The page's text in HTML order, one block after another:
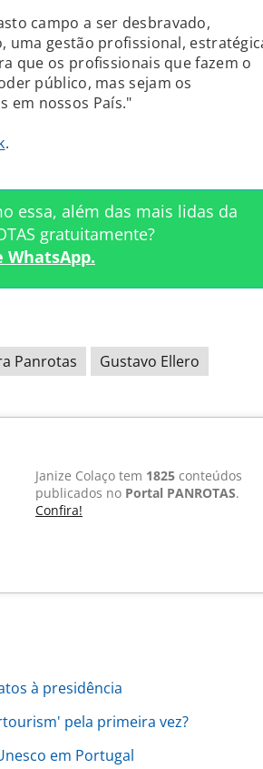
campo a ser desbravado,
uma gestão profissional,
que os profissionais que fazem o
público, mas sejam os
em nossos País."
.
essa, além das mais lidas da
gratuitamente?
WhatsApp.
Panrotas Gustavo Ellero
Janize Colaço tem 1825 conteúdos
publicados no Portal PANROTAS.
Confira!
à presidência
pela primeira vez?
em Portugal